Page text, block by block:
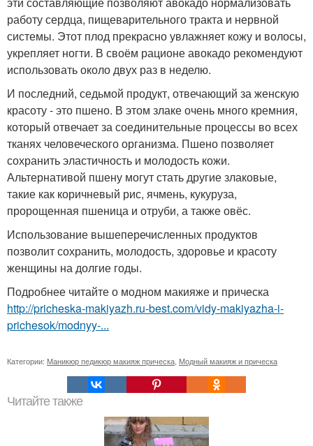
работу сердца, пищеварительного тракта и нервной
системы. Этот плод прекрасно увлажняет кожу и волосы,
укрепляет ногти. В своём рационе авокадо рекомендуют
использовать около двух раз в неделю.
И последний, седьмой продукт, отвечающий за женскую
красоту - это пшено. В этом злаке очень много кремния,
который отвечает за соединительные процессы во всех
тканях человеческого организма. Пшено позволяет
сохранить эластичность и молодость кожи.
Альтернативой пшену могут стать другие злаковые,
такие как коричневый рис, ячмень, кукуруза,
пророщенная пшеница и отруби, а также овёс.
Использование вышеперечисленных продуктов
позволит сохранить, молодость, здоровье и красоту
женщины на долгие годы.
Подробнее читайте о модном макияже и прическа
http://pricheska-makiyazh.ru-best.com/vidy-makiyazha-i-
prichesok/modnyy-...
Категории: Маникюр педикюр макияж прическа Модный макияж и прическа
Читайте также